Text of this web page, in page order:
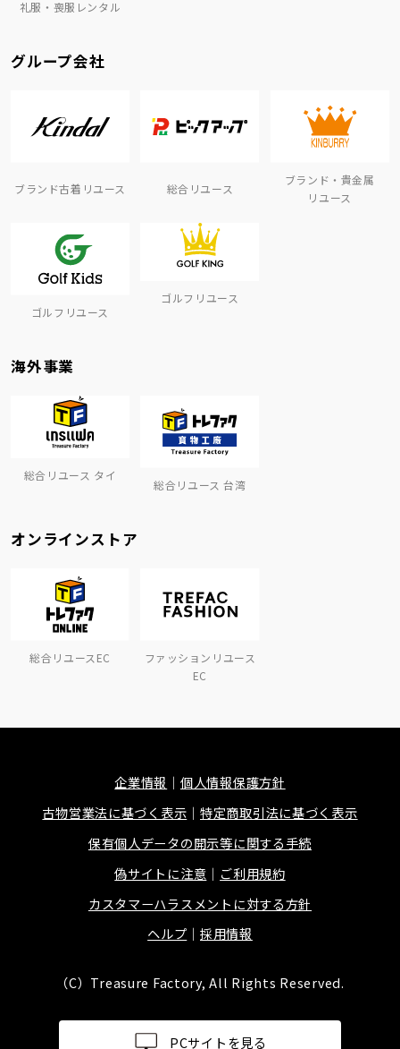
礼服・喪服レンタル
グループ会社
ブランド古着リユース 総合リユース
ブランド・貴金属
リユース
ゴルフリユース
ゴルフリユース
海外事業
総合リユース タイ
総合リユース 台湾
オンラインストア
総合リユースEC
ファッションリユース
EC
企業情報
個人情報保護方針
古物営業法に基づく表示
特定商取引法に基づく表示
保有個人データの開示等に関する手続
偽サイトに注意
ご利用規約
カスタマーハラスメントに対する方針
ヘルプ
採用情報
（C）Treasure Factory, All Rights Reserved.
PCサイトを見る